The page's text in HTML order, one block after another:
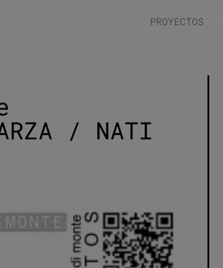
PROYECTOS
/ NATI